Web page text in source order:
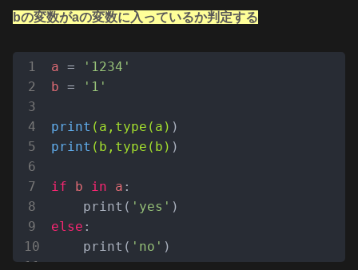
bの変数がaの変数に入っているか判定する
a =
'1234'
b = '1'
print (a,type(a)
print (b,type(b) )
if b in a :
    print(
'yes'
else :
    print(
'no' )